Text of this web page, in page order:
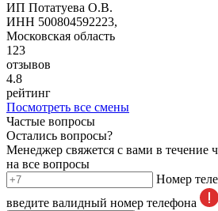
ИП Потатуева О.В.
ИНН 500804592223,
Московская область
123
отзывов
4.8
рейтинг
Посмотреть все смены
Частые вопросы
Остались вопросы?
Менеджер свяжется с вами в течение
на все вопросы
Номер
введите валидный номер телефона